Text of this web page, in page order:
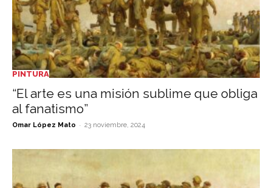
PINTURA
“El arte es una misión sublime que obliga
al fanatismo”
Omar López Mato - 23 noviembre, 2024